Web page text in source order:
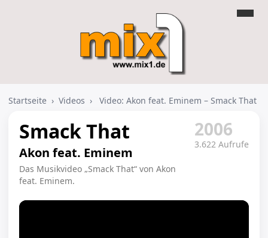
Startseite › Videos › Video: Akon feat. Eminem – Smack That
Smack That
Akon feat. Eminem
Das Musikvideo „Smack That“ von Akon
feat. Eminem.
2006
3.622 Aufrufe